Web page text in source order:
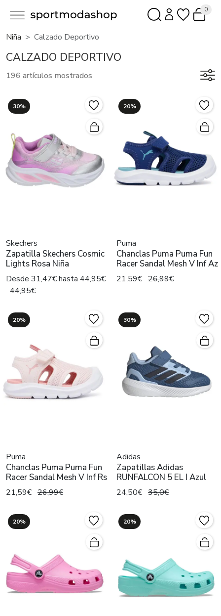
0
Niña Calzado Deportivo
CALZADO DEPORTIVO
196 artículos mostrados
30%
Skechers
Zapatilla Skechers Cosmic
Lights Rosa Niña
Desde 31,47€ hasta 44,95€
44,95€
20%
Puma
Chanclas Puma Puma Fun
Racer Sandal Mesh V Inf Az
21,59€ 26,99€
20%
Puma
Chanclas Puma Puma Fun
Racer Sandal Mesh V Inf Rs
21,59€ 26,99€
30%
Adidas
Zapatillas Adidas
RUNFALCON 5 EL I Azul
24,50€ 35,0€
20% 20%